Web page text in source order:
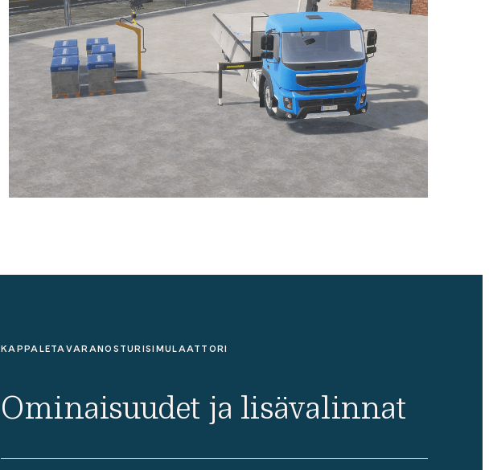
KAPPALETAVARANOSTURISIMULAATTORI
Ominaisuudet ja lisävalinnat